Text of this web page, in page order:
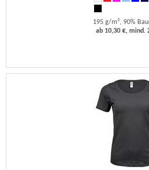
195 g/m², 90%
ab 10,30 €, mind.